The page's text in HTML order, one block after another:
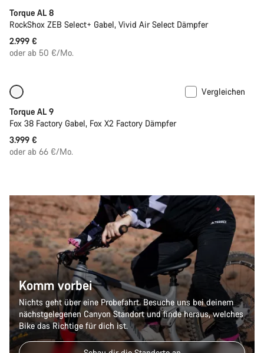
Torque AL 8
RockShox ZEB Select+ Gabel, Vivid Air Select Dämpfer
2.999 €
oder ab 50 €/Mo.
Vergleichen
Torque AL 9
Fox 38 Factory Gabel, Fox X2 Factory Dämpfer
3.999 €
oder ab 66 €/Mo.
Komm vorbei
Nichts geht über eine Probefahrt. Besuche uns bei deinem
nächstgelegenen Canyon Standort und finde heraus, welches
Bike das Richtige für dich ist.